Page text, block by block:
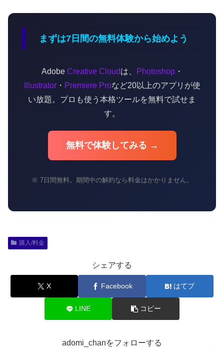
まずは7日間の無料体験から始めよう
Adobe Creative Cloudは、 Photoshop・
Illustrator・ Premiere Proなど20以上のアプリが使
い放題。プロも使う本格ツールを無料で試せま
す。
無料で体験してみる →
※ 7日間無料。期間中の解約なら料金はかかりません。
購入/料金
シェアする
X Facebook はてブ
LINE コピー
adomi_chanをフォローする